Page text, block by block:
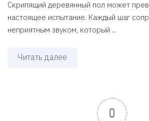
Скрипящий деревянный пол может
настоящее испытание. Каждый шаг
неприятным звуком, который ...
Читать далее
0